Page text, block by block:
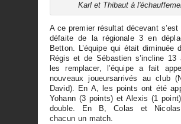
Karl et Thibaut à
A ce premier résultat décevant s’est
défaite de la régionale 3 en
Betton. L’équipe qui était diminuée
Régis et de Sébastien s’incline
les remplacer, l’équipe a fait
nouveaux joueursarrivés au club
David). En A, les points ont été
Yohann (3 points) et Alexis (1
double. En B, Colas et Nicolas
chacun un match.